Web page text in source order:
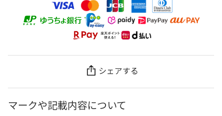
シェアする
マークや記載内容について